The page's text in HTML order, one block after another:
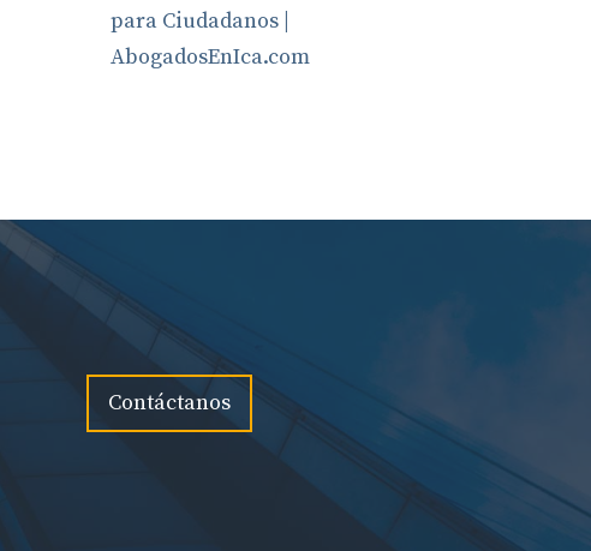
para Ciudadanos |
AbogadosEnIca.com
Contáctanos